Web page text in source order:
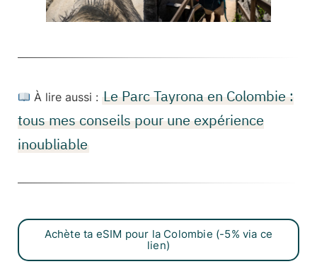
À lire aussi : Le Parc Tayrona en Colombie :
tous mes conseils pour une expérience
inoubliable
Achète ta eSIM pour la Colombie (-5% via ce
lien)